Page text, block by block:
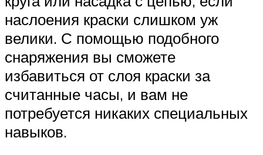
наслоения краски слишком уж
велики. С помощью подобного
снаряжения вы сможете
избавиться от слоя краски за
считанные часы, и вам не
потребуется никаких специальных
навыков.